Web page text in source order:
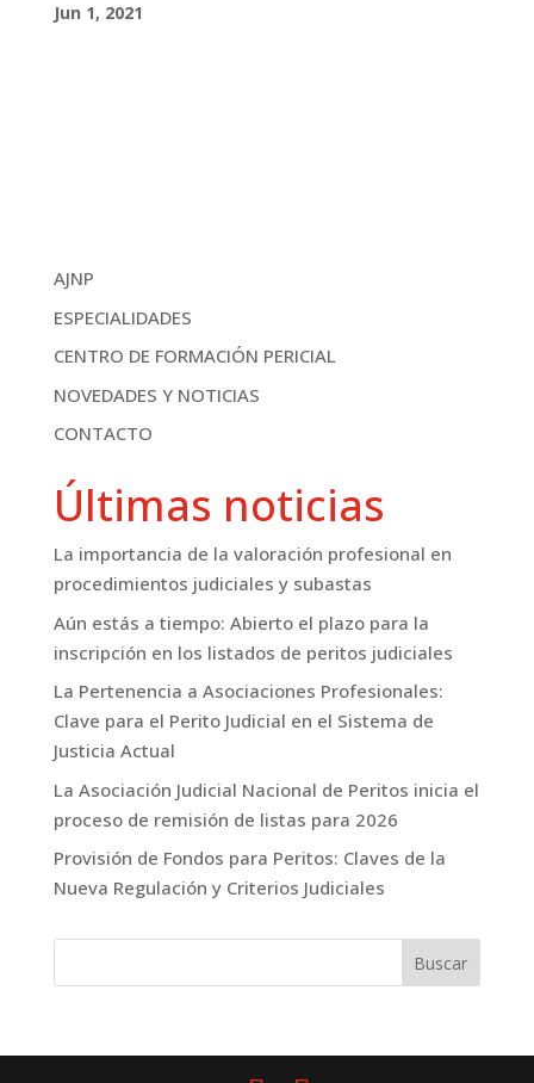
Jun 1, 2021
AJNP
ESPECIALIDADES
CENTRO DE FORMACIÓN PERICIAL
NOVEDADES Y NOTICIAS
CONTACTO
Últimas noticias
La importancia de la valoración profesional en
procedimientos judiciales y subastas
Aún estás a tiempo: Abierto el plazo para la
inscripción en los listados de peritos judiciales
La Pertenencia a Asociaciones Profesionales:
Clave para el Perito Judicial en el Sistema de
Justicia Actual
La Asociación Judicial Nacional de Peritos inicia el
proceso de remisión de listas para 2026
Provisión de Fondos para Peritos: Claves de la
Nueva Regulación y Criterios Judiciales